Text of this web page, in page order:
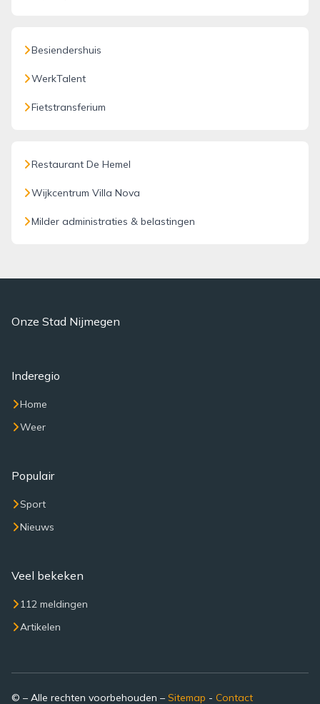
Besiendershuis
WerkTalent
Fietstransferium
Restaurant De Hemel
Wijkcentrum Villa Nova
Milder administraties & belastingen
Onze Stad Nijmegen
Inderegio
Home
Weer
Populair
Sport
Nieuws
Veel bekeken
112 meldingen
Artikelen
© – Alle rechten voorbehouden – Sitemap - Contact